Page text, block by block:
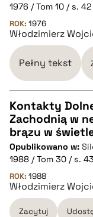
pobierz cytat
BIBTEX
pobierz cytat
1976 / Tom 10 / s. 42
ROK: 1976
Włodzimierz
Pełny tekst
CZYSTY TEKST
pobierz cytat
BIBTEX
Kontakty
Zachodnią w
brązu w
Opublikowano w:
1988 / Tom 30 / s.
ROK: 1988
Włodzimierz
Zacytuj